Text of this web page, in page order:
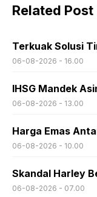
Related Post
Terkuak Solusi
06-08-2026 - 16.00
IHSG Mandek
06-08-2026 - 13.00
Harga Emas
06-08-2026 - 10.00
Skandal Harley
06-08-2026 - 07.00